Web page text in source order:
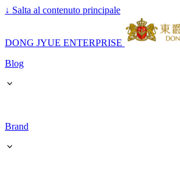
↓ Salta al contenuto principale
DONG JYUE ENTERPRISE
Blog
Brand